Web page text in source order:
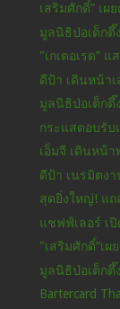
เสริมศักดิ์” เผ
มูลนิธิป่อเต็กตึ๊
"เกเตอเรด”
ดีป้า เดินหน้า
มูลนิธิป่อเต็ก
กระแสตอบรับ
เอ็มจี เดินหน้
ดีป้า เนรมิตงา
สุดยิ่งใหญ่! แถ
แชฟฟ์เลอร์ เ
"เสริมศักดิ์”เ
มูลนิธิป่อเต็กตึ๊
Bartercard